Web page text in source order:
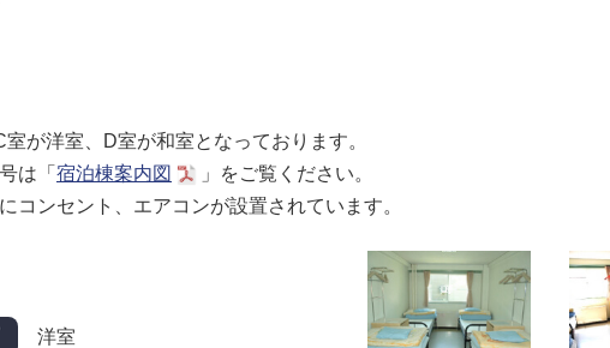
が洋室、D室が和室となっております。
は「 宿泊棟案内図
」をご覧ください。
コンセント、エアコンが設置されています。
洋室